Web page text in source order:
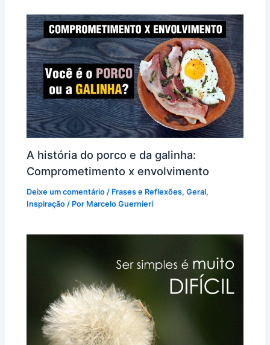
A história do porco e da galinha:
Comprometimento x envolvimento
Deixe um comentário / Frases e Reflexões,Geral,
Inspiração / Por Marcelo Guernieri